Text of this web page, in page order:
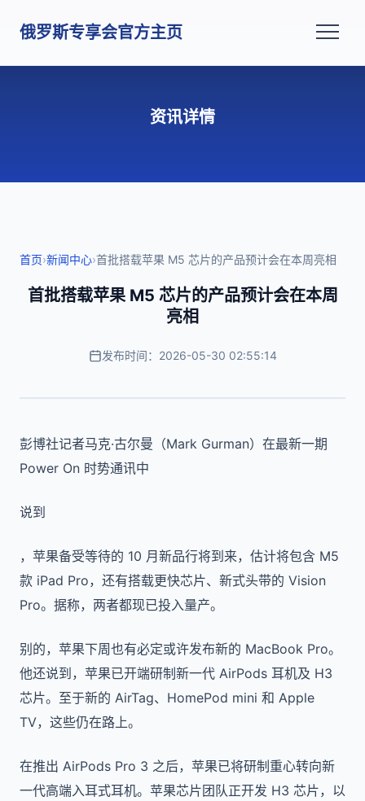
俄罗斯专享会官方主页
资讯详情
首页›新闻中心›首批搭载苹果 M5 芯片的产品预计会在本周亮相
首批搭载苹果 M5 芯片的产品预计会在本周
亮相
发布时间：2026-05-30 02:55:14
彭博社记者马克·古尔曼（Mark Gurman）在最新一期
Power On 时势通讯中
说到
，苹果备受等待的 10 月新品行将到来，估计将包含 M5
款 iPad Pro，还有搭载更快芯片、新式头带的 Vision
Pro。据称，两者都现已投入量产。
别的，苹果下周也有必定或许发布新的 MacBook Pro。
他还说到，苹果已开端研制新一代 AirPods 耳机及 H3
芯片。至于新的 AirTag、HomePod mini 和 Apple
TV，这些仍在路上。
在推出 AirPods Pro 3 之后，苹果已将研制重心转向新
一代高端入耳式耳机。苹果芯片团队正开发 H3 芯片，以